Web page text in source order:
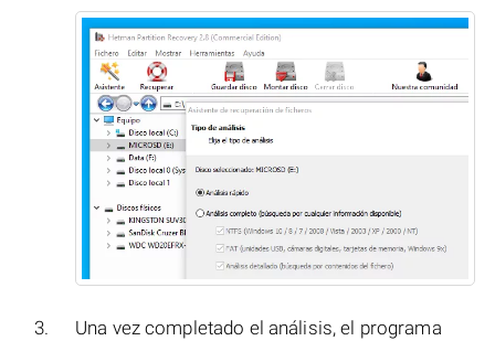
Una vez completado el análisis, el programa